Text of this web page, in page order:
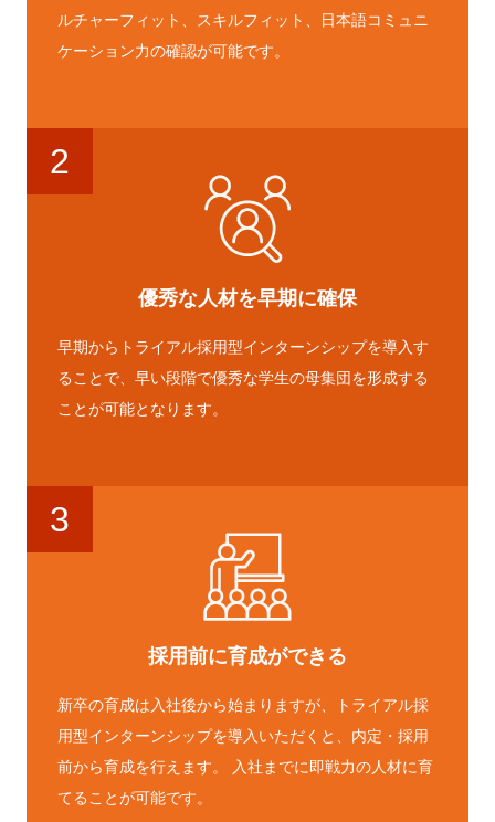
ルチャーフィット、スキルフィット、日本語コミュニ
ケーション力の確認が可能です。
2
優秀な人材を早期に確保
早期からトライアル採用型インターンシップを導入す
ることで、早い段階で優秀な学生の母集団を形成する
ことが可能となります。
3
採用前に育成ができる
新卒の育成は入社後から始まりますが、トライアル採
用型インターンシップを導入いただくと、内定・採用
前から育成を行えます。 入社までに即戦力の人材に育
てることが可能です。